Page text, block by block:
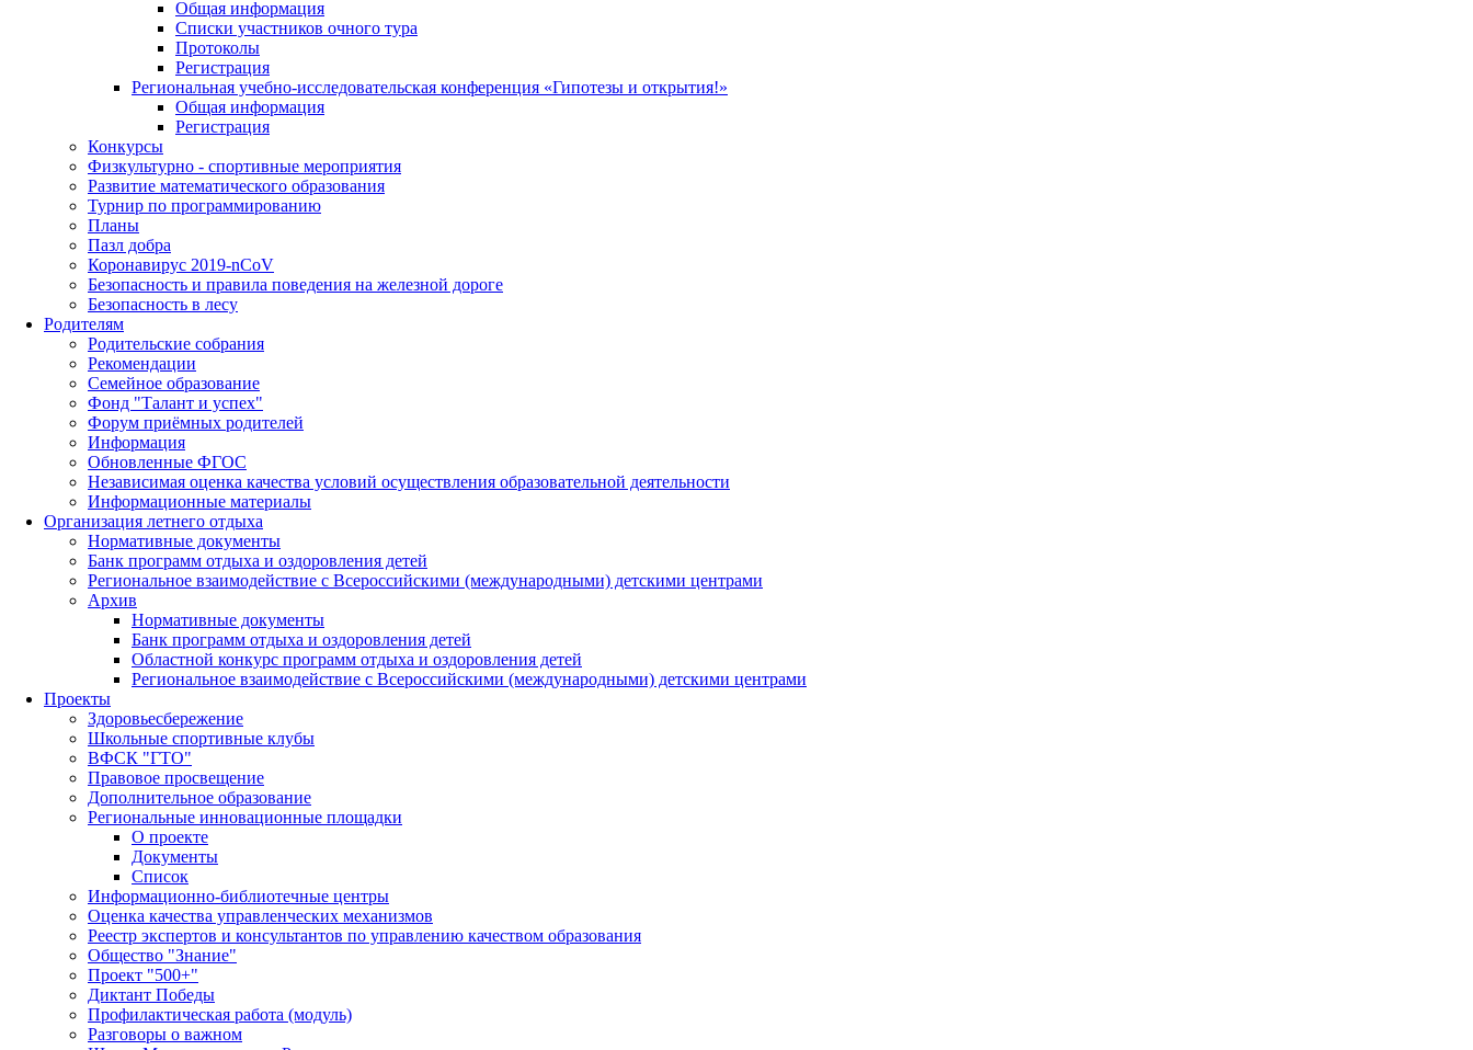
Общая информация
Списки участников очного тура
Протоколы
Регистрация
Региональная учебно-исследовательская конференция «Гипотезы и открытия!»
Общая информация
Регистрация
Конкурсы
Физкультурно - спортивные мероприятия
Развитие математического образования
Турнир по программированию
Планы
Пазл добра
Коронавирус 2019-nCoV
Безопасность и правила поведения на железной дороге
Безопасность в лесу
Родителям
Родительские собрания
Рекомендации
Семейное образование
Фонд "Талант и успех"
Форум приёмных родителей
Информация
Обновленные ФГОС
Независимая оценка качества условий осуществления образовательной деятельности
Информационные материалы
Организация летнего отдыха
Нормативные документы
Банк программ отдыха и оздоровления детей
Региональное взаимодействие с Всероссийскими (международными) детскими центрами
Архив
Нормативные документы
Банк программ отдыха и оздоровления детей
Областной конкурс программ отдыха и оздоровления детей
Региональное взаимодействие с Всероссийскими (международными) детскими центрами
Проекты
Здоровьесбережение
Школьные спортивные клубы
ВФСК "ГТО"
Правовое просвещение
Дополнительное образование
Региональные инновационные площадки
О проекте
Документы
Список
Информационно-библиотечные центры
Оценка качества управленческих механизмов
Реестр экспертов и консультантов по управлению качеством образования
Общество "Знание"
Проект "500+"
Диктант Победы
Профилактическая работа (модуль)
Разговоры о важном